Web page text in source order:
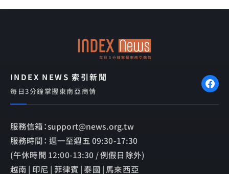
b
l
INDEX NEWS 索引新聞
每日3分鐘掌握東南亞商情
服務信箱：support@news.org.tw
服務時間： 週一至週五 09:30-17:30
(午休時間 12:00-13:30 / 例假日除外)
越南 | 印尼 | 菲律賓 | 泰國 | 馬來西亞